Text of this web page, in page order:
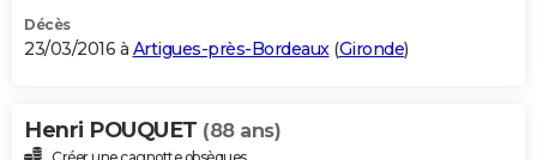
Décès
23/03/2016 à Artigues-près-Bordeaux(Gironde)
Henri POUQUET (88 ans)